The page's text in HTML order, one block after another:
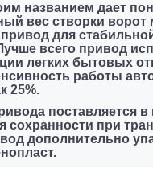
названием дает
вес створки ворот
для
всего привод
легких бытовых
работы
25%.
поставляется в
сохранности при
дополнительно